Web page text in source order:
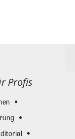
Profis